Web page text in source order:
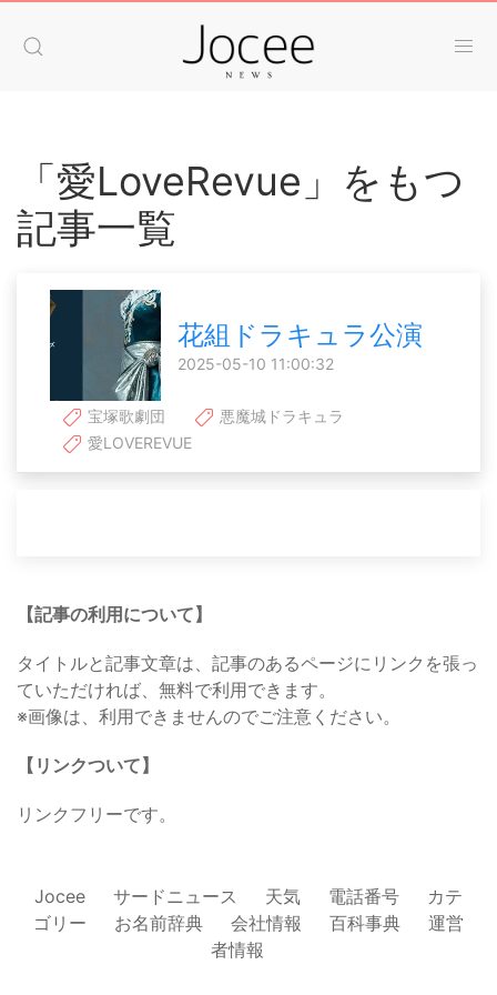
「愛LoveRevue」をもつ
記事一覧
花組ドラキュラ公演
2025-05-10 11:00:32
宝塚歌劇団
悪魔城ドラキュラ
愛LOVEREVUE
【記事の利用について】
タイトルと記事文章は、記事のあるページにリンクを張っ
ていただければ、無料で利用できます。
※画像は、利用できませんのでご注意ください。
【リンクついて】
リンクフリーです。
Jocee サードニュース 天気 電話番号
カテ
ゴリー
お名前辞典 会社情報 百科事典
運営
者情報